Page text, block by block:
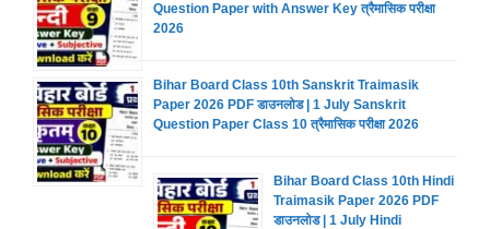
Question Paper with Answer Key त्रैमासिक परीक्षा
2026
Bihar Board Class 10th Sanskrit Traimasik
Paper 2026 PDF डाउनलोड | 1 July Sanskrit
Question Paper Class 10 त्रैमासिक परीक्षा 2026
Bihar Board Class 10th Hindi
Traimasik Paper 2026 PDF
डाउनलोड | 1 July Hindi